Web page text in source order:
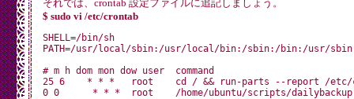
それでは、crontab 設定ファイルに追記しましょう。
$ sudo vi /etc/crontab
SHELL=/bin/sh
PATH=/usr/local/sbin:/usr/local/bin:/sbin:/bin:/usr/
# m h dom mon dow user	command
25 6	* * *	root	cd / && run-parts --report /etc/cron.daily
0 0	 * * *	root	/home/ubuntu/scripts/dailybackup.sh >/dev/null 2>&1